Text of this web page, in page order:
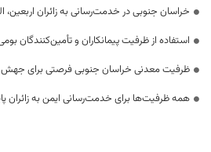
خراسان جنوبی در خدمت‌رسانی به زائران
استفاده از ظرفیت پیمانکاران و تأمین‌کنندگان
ظرفیت معدنی خراسان جنوبی فرصتی برای جهش
همه ظرفیت‌ها برای خدمت‌رسانی ایمن به زائران